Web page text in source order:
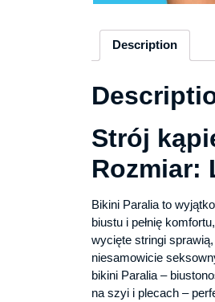
Description
Strój
Rozmiar:
Bikini Paralia to
biustu i pełnię
wycięte stringi sprawią,
niesamowicie
bikini Paralia –
na szyi i plecach –